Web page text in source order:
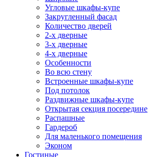
Угловые шкафы-купе
Закругленный фасад
Количество дверей
2-х дверные
3-х дверные
4-х дверные
Особенности
Во всю стену
Встроенные шкафы-купе
Под потолок
Раздвижные шкафы-купе
Открытая секция посередине
Распашные
Гардероб
Для маленького помещения
Эконом
Гостиные